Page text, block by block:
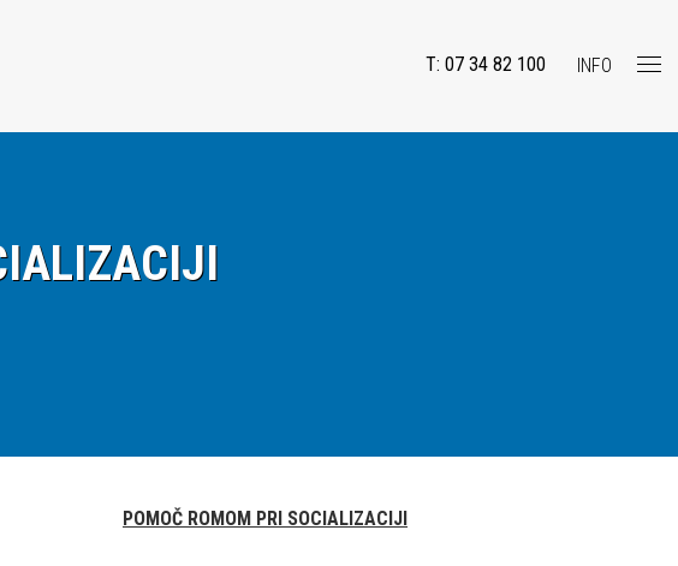
T: 07 34 82 100 INFO
POMOČ ROMOM PRI SOCIALIZACIJI